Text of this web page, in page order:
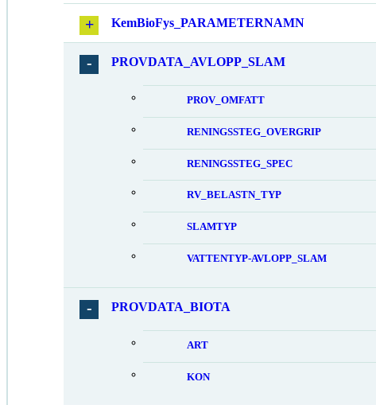
KemBioFys_PARAMETERNAMN
PROVDATA_AVLOPP_SLAM
PROV_OMFATT
RENINGSSTEG_OVERGRIP
RENINGSSTEG_SPEC
RV_BELASTN_TYP
SLAMTYP
VATTENTYP-AVLOPP_SLAM
PROVDATA_BIOTA
ART
KON